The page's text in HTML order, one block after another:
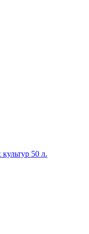
50 л.